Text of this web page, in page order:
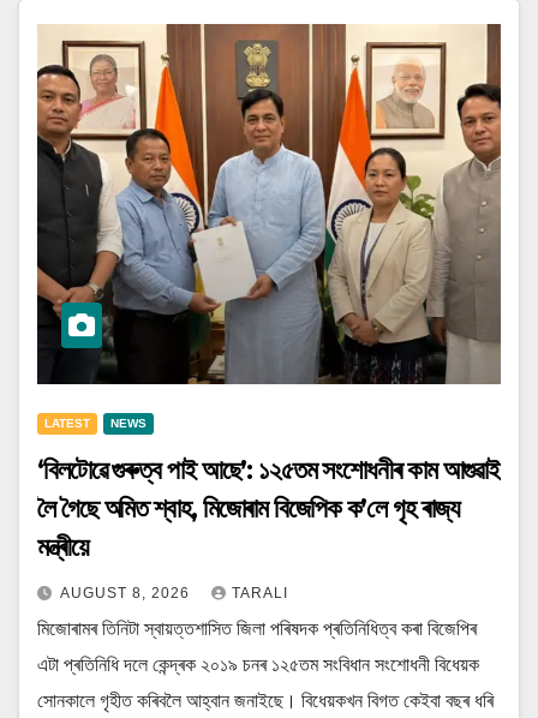
LATEST NEWS
‘বিলটোৱে গুৰুত্ব পাই আছে’: ১২৫তম সংশোধনীৰ কাম আগুৱাই
লৈ গৈছে অমিত শ্বাহ, মিজোৰাম বিজেপিক ক’লে গৃহ ৰাজ্য
মন্ত্ৰীয়ে
AUGUST 8, 2026 TARALI
মিজোৰামৰ তিনিটা স্বায়ত্তশাসিত জিলা পৰিষদক প্ৰতিনিধিত্ব কৰা বিজেপিৰ
এটা প্ৰতিনিধি দলে কেন্দ্ৰক ২০১৯ চনৰ ১২৫তম সংবিধান সংশোধনী বিধেয়ক
সোনকালে গৃহীত কৰিবলৈ আহ্বান জনাইছে। বিধেয়কখন বিগত কেইবা বছৰ ধৰি